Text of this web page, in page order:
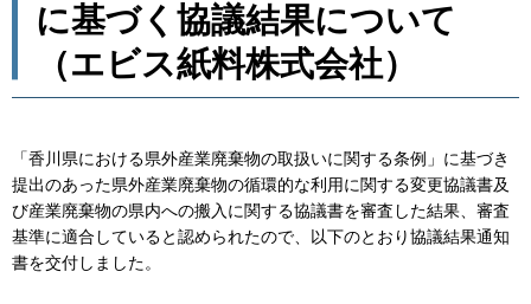
に基づく協議結果について
（エビス紙料株式会社）
「香川県における県外産業廃棄物の取扱いに関する条例」に基づき
提出のあった県外産業廃棄物の循環的な利用に関する変更協議書及
び産業廃棄物の県内への搬入に関する協議書を審査した結果、審査
基準に適合していると認められたので、以下のとおり協議結果通知
書を交付しました。